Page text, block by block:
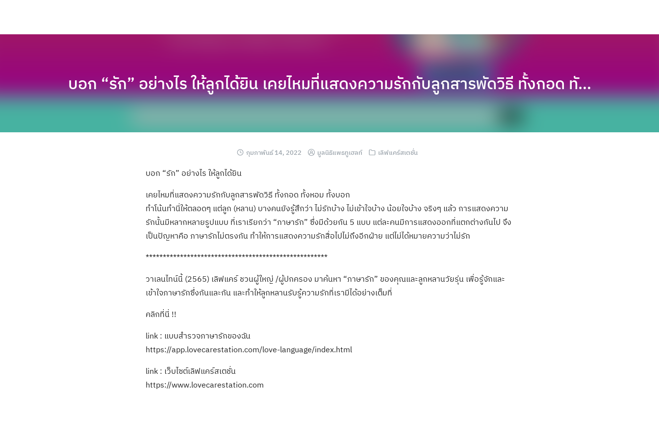
บอก “รัก” อย่างไร ให้ลูกได้ยิน เคยไหมที่แสดงความรักกับลูกสารพัดวิธี ทั้งกอด ทั…
กุมภาพันธ์ 14, 2022 มูลนิธิแพธทูเฮลท์ เลิฟแคร์สเตชั่น
บอก “รัก” อย่างไร ให้ลูกได้ยิน
เคยไหมที่แสดงความรักกับลูกสารพัดวิธี ทั้งกอด ทั้งหอม ทั้งบอก
ทำโน้นทำนี่ให้ตลอดๆ แต่ลูก (หลาน) บางคนยังรู้สึกว่า ไม่รักบ้าง ไม่เข้าใจบ้าง น้อยใจบ้าง จริงๆ แล้ว การแสดงความ
รักนั้นมีหลากหลายรูปแบบ ที่เราเรียกว่า “ภาษารัก” ซึ่งมีด้วยกัน 5 แบบ แต่ละคนมีการแสดงออกที่แตกต่างกันไป จึง
เป็นปัญหาคือ ภาษารักไม่ตรงกัน ทำให้การแสดงความรักสื่อไปไม่ถึงอีกฝ่าย แต่ไม่ได้หมายความว่าไม่รัก
*****************************************************
วาเลนไทน์นี้ (2565) เลิฟแคร์ ชวนผู้ใหญ่ /ผู้ปกครอง มาค้นหา “ภาษารัก” ของคุณและลูกหลานวัยรุ่น เพื่อรู้จักและ
เข้าใจภาษารักซึ่งกันและกัน และทำให้ลูกหลานรับรู้ความรักที่เรามีได้อย่างเต็มที่
คลิกที่นี่ !!
link : แบบสำรวจภาษารักของฉัน
https://app.lovecarestation.com/love-language/index.html
link : เว็บไซต์เลิฟแคร์สเตชั่น
https://www.lovecarestation.com